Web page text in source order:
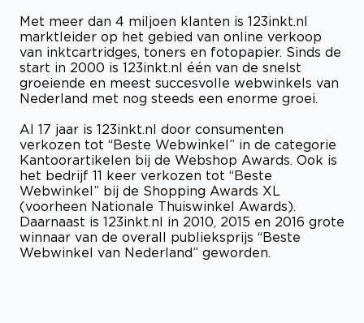
Met meer dan 4 miljoen klanten is 123inkt.nl
marktleider op het gebied van online verkoop
van inktcartridges, toners en fotopapier. Sinds de
start in 2000 is 123inkt.nl één van de snelst
groeiende en meest succesvolle webwinkels van
Nederland met nog steeds een enorme groei.
Al 17 jaar is 123inkt.nl door consumenten
verkozen tot “Beste Webwinkel” in de categorie
Kantoorartikelen bij de Webshop Awards. Ook is
het bedrijf 11 keer verkozen tot “Beste
Webwinkel” bij de Shopping Awards XL
(voorheen Nationale Thuiswinkel Awards).
Daarnaast is 123inkt.nl in 2010, 2015 en 2016 grote
winnaar van de overall publieksprijs “Beste
Webwinkel van Nederland” geworden.